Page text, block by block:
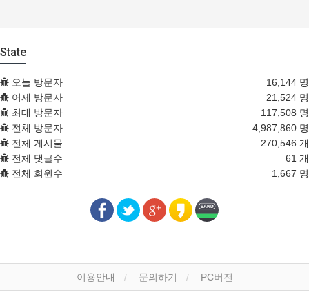
State
오늘 방문자
16,144 명
어제 방문자
21,524 명
최대 방문자
117,508 명
전체 방문자
4,987,860 명
전체 게시물
270,546 개
전체 댓글수
61 개
전체 회원수
1,667 명
이용안내 문의하기 PC버전